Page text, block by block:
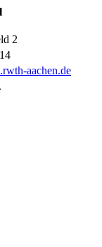
2
aachen.de